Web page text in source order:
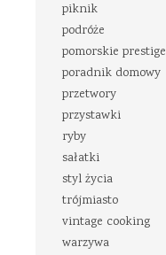
piknik
podróże
pomorskie prestige
poradnik domowy
przetwory
przystawki
ryby
sałatki
styl życia
trójmiasto
vintage cooking
warzywa